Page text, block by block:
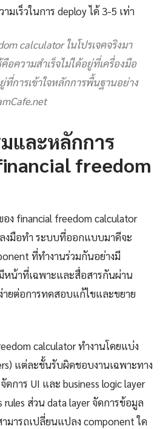
มเร็วในการ deploy ได้ 3-5 เท่า
calculator ในโปรเจคจริงมา
อความสำเร็จไม่ได้อยู่ที่เครื่องมือ
ที่การเข้าใจหลักการพื้นฐานอย่าง
และหลักการ
freedom
ง financial freedom calculator
งมือทำ ระบบที่ออกแบบมาดีจะ
ที่ทำงานร่วมกันอย่างมี
น้าที่เฉพาะและสื่อสารกันผ่าน
ายต่อการทดสอบแก้ไขและขยาย
calculator ทำงานโดยแบ่ง
แต่ละชั้นรับผิดชอบงานเฉพาะทาง
ดการ UI และ business logic layer
rules ส่วน data layer จัดการข้อมูล
ารถเปลี่ยนแปลง component ใด